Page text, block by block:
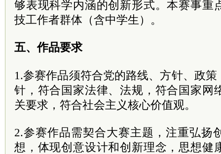
够表现科学内涵的创新形式。本赛事重
技工作者群体（含中学生）。
五、作品要求
1.参赛作品须符合党的路线、方针、政
针，符合国家法律、法规，符合国家网
关要求，符合社会主义核心价值观。
2.参赛作品需契合大赛主题，注重弘扬
想，体现创意设计和创新理念，思想健